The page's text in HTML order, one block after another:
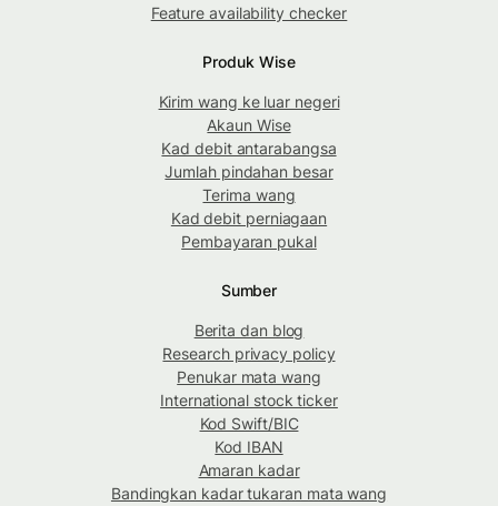
Feature availability checker
Produk Wise
Kirim wang ke luar negeri
Akaun Wise
Kad debit antarabangsa
Jumlah pindahan besar
Terima wang
Kad debit perniagaan
Pembayaran pukal
Sumber
Berita dan blog
Research privacy policy
Penukar mata wang
International stock ticker
Kod Swift/BIC
Kod IBAN
Amaran kadar
Bandingkan kadar tukaran mata wang